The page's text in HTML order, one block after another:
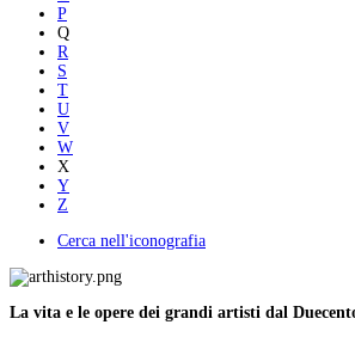
P
Q
R
S
T
U
V
W
X
Y
Z
Cerca nell'iconografia
La vita e le opere dei grandi artisti dal